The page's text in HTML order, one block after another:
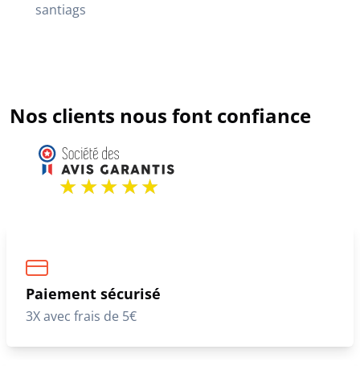
santiags
Nos clients nous font confiance
Paiement sécurisé
3X avec frais de 5€